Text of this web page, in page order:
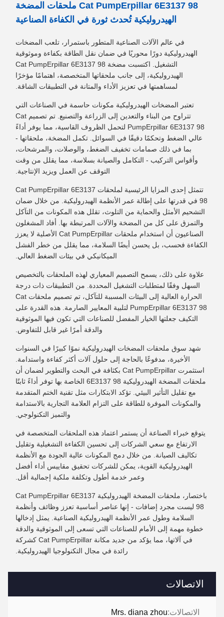
الاتصالات
الاتصالات:Mrs. diana zhou
Cat PumpErpillar 6E3137 98 ملحقات المضخة
الهيدروليكية تُحدث ثورة في الكفاءة الصناعية
في عالم الآلات الصناعية المتطور باستمرار، تلعب المضخات
الهيدروليكية دورًا محوريًا في ضمان نقل الطاقة بكفاءة وموثوقية
التشغيل. اكتسبت مضخة Cat PumpErpillar 6E3137 98
الهيدروليكية، إلى جانب ملحقاتها المتخصصة، اهتمامًا مؤخرًا
لمساهمتها في تعزيز الأداء والمتانة في التطبيقات الشاقة.
تعتبر المضخات الهيدروليكية مكونات حاسمة في الصناعات التي
تتراوح من البناء والتعدين إلى الزراعة والتصنيع. تم تصميم Cat
PumpErpillar 6E3137 98 لتحمل الظروف القاسية، مما يوفر أداءً
عالي الضغط وتحكمًا دقيقًا في السوائل. تكمل المضخة، ملحقاتها -
بما في ذلك صمامات تخفيف الضغط، والوصلات، والمرشحات،
وأقواس التركيب - التكامل والصيانة بسلاسة، مما يقلل من وقت
التوقف عن العمل ويزيد الإنتاجية.
تتمثل إحدى المزايا الرئيسية لملحقات Cat PumpErpillar 6E3137
98 في قدرتها على إطالة عمر الأنظمة الهيدروليكية. من خلال ضمان
التشحيم الأمثل والحماية من التلوث، تقلل هذه المكونات من التآكل
والتمزق على كل من المضخة والآلات المرتبطة بها. أفاد المشغلون
الصناعيون أن استخدام ملحقات Cat PumpErpillar الأصلية لا يعزز
الكفاءة فحسب، بل يحسن أيضًا السلامة، مما يقلل من خطر الفشل
الميكانيكي في بيئات الضغط العالي.
علاوة على ذلك، يسمح التصميم المعياري لهذه الملحقات بالتخصيص
السهل وفقًا لمتطلبات التشغيل المحددة. من التطبيقات ذات درجة
الحرارة العالية إلى البيئات المسببة للتآكل، تم تصميم ملحقات Cat
PumpErpillar 6E3137 98 لتلبية المعايير الصارمة. هذه القدرة على
التكيف جعلتها الخيار المفضل للصناعات التي تكون فيها الموثوقية
والدقة أمرًا غير قابل للتفاوض.
شهد سوق ملحقات المضخات الهيدروليكية نموًا كبيرًا في السنوات
الأخيرة، مدفوعًا بالحاجة إلى حلول آلات أكثر كفاءة واستدامة.
استثمرت Cat PumpErpillar بكثافة في البحث والتطوير لضمان أن
ملحقات المضخة الهيدروليكية 6E3137 98 الخاصة بها توفر أداءً ثابتًا
مع تقليل التأثير البيئي. تؤكد الابتكارات مثل تقنية الختم المتقدمة
والمكونات الموفرة للطاقة على التزام العلامة التجارية بالاستدامة
والتميز التكنولوجي.
يتوقع خبراء الصناعة أن يستمر اعتماد هذه الملحقات المتخصصة في
الارتفاع مع سعي الشركات إلى تحسين الكفاءة التشغيلية وتقليل
تكاليف الصيانة. من خلال دمج المكونات عالية الجودة مع الأنظمة
الهيدروليكية القوية، يمكن للشركات تحقيق مقاييس أداء أفضل
وعمر خدمة أطول وتكلفة ملكية إجمالية أقل.
باختصار، ملحقات المضخة الهيدروليكية Cat PumpErpillar 6E3137
98 ليست مجرد إضافات - إنها عناصر أساسية تعزز وظائف وأنظمة
السلامة وطول عمر الأنظمة الهيدروليكية الصناعية. يمثل إدخالها
خطوة مهمة إلى الأمام للصناعات التي تسعى إلى الموثوقية والدقة
في آلاتها، مما يؤكد من جديد مكانة Cat PumpErpillar كشركة
رائدة في مجال التكنولوجيا الهيدروليكية.